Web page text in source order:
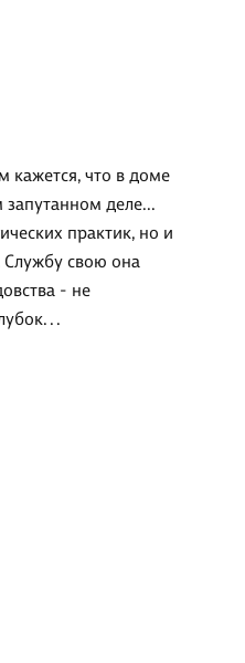
кажется, что в доме
деле...
практик, но и
Службу свою она
- не
. .